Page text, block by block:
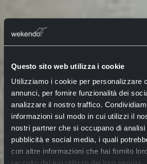
Questo sito web utilizza i cookie
Utilizziamo i cookie per personalizzare
annunci, per fornire funzionalità dei
analizzare il nostro traffico.
informazioni sul modo in cui utilizzi il
nostri partner che si occupano di analisi
pubblicità e social media, i quali
con altre informazioni che hai fornito